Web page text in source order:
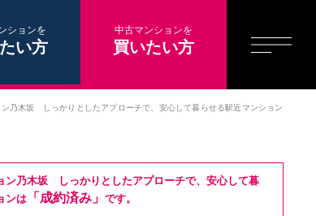
ションを
い方
中古マンションを
買いたい方
ン乃木坂 しっかりとしたアプローチで、安心して暮らせる駅近マンション
ン乃木坂 しっかりとしたアプローチで、安心して暮
ンは「成約済み」 です。